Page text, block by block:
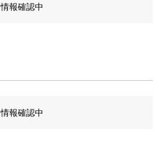
情報確認中
情報確認中